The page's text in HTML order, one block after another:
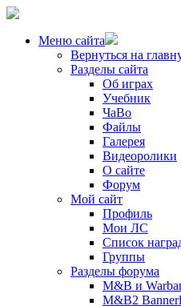
Меню сайта
Вернуться на
Разделы сайта
Об играх
Учебник
ЧаВо
Файлы
Галерея
Видеоролики
О сайте
Форум
Мой сайт
Профиль
Мои ЛС
Список
Группы
Разделы форума
M&B и
M&B2